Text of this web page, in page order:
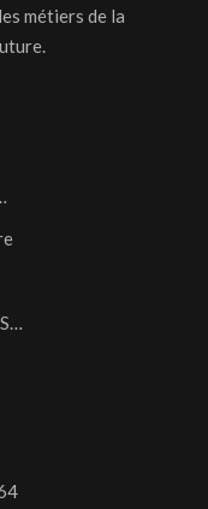
métiers de la